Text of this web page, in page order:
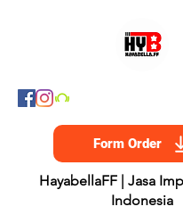
Form Order
HayabellaFF | Jasa
Indonesia